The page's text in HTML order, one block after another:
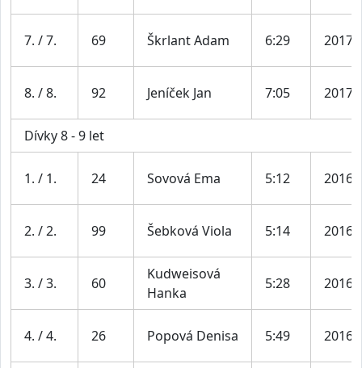
7. / 7. 69 Škrlant Adam 6:29 2017
8. / 8. 92 Jeníček Jan 7:05 2017
Dívky 8 - 9 let
1. / 1. 24 Sovová Ema 5:12 2016
2. / 2. 99 Šebková Viola 5:14 2016
3. / 3. 60
Kudweisová
Hanka
5:28 2016
4. / 4. 26 Popová Denisa 5:49 2016